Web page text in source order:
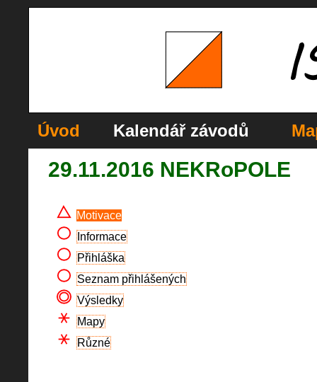
Úvod Kalendář závodů
29.11.2016 NEKRoPOLE
Motivace
Informace
Přihláška
Seznam přihlášených
Výsledky
Mapy
Různé